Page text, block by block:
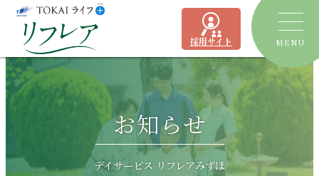
採用サイト MENU
トピックス
デイサービス
ショートステイ リフレア聖一色
お知らせ
デイサービス リフレアみずほ